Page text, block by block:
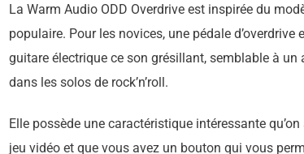
La Warm Audio ODD Overdrive est inspirée du
populaire. Pour les novices, une pédale
guitare électrique ce son grésillant, semblable à
dans les solos de rock’n’roll.
Elle possède une caractéristique intéressante
jeu vidéo et que vous avez un bouton qui vous